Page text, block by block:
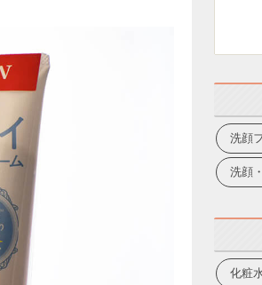
洗顔
洗顔
化粧